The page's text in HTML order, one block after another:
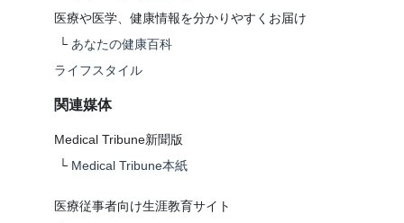
医療や医学、健康情報を分かりやすくお届け
└ あなたの健康百科
ライフスタイル
関連媒体
Medical Tribune新聞版
└ Medical Tribune本紙
医療従事者向け生涯教育サイト